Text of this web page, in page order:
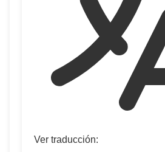
Ver traducción: